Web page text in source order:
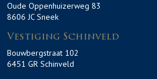
Oude Oppenhuizerweg 83
8606 JC Sneek
Vestiging Schinveld
Bouwbergstraat 102
6451 GR Schinveld